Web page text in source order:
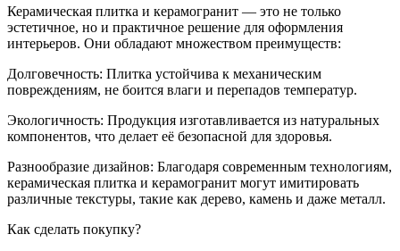
Керамическая плитка и керамогранит — это не только
эстетичное, но и практичное решение для оформления
интерьеров. Они обладают множеством преимуществ:
Долговечность: Плитка устойчива к механическим
повреждениям, не боится влаги и перепадов температур.
Экологичность: Продукция изготавливается из натуральных
компонентов, что делает её безопасной для здоровья.
Разнообразие дизайнов: Благодаря современным технологиям,
керамическая плитка и керамогранит могут имитировать
различные текстуры, такие как дерево, камень и даже металл.
Как сделать покупку?